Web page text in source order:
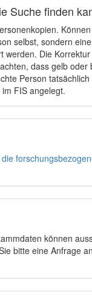
Suche finden
Können
selbst, sondern
werden. Die
dass gelb oder
Person
FIS angelegt.
können
bitte eine Anfrage an